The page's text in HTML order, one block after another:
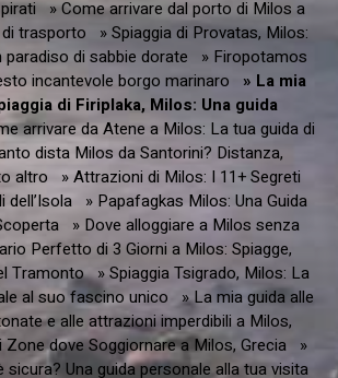
» Come arrivare dal porto di Milos a
trasporto
» Spiaggia di Provatas, Milos:
paradiso di sabbie dorate
» Firopotamos
incantevole borgo marinaro
» La mia
di Firiplaka, Milos: Una guida
arrivare da Atene a Milos: La tua guida di
dista Milos da Santorini? Distanza,
altro
» Attrazioni di Milos: I 11+ Segreti
dell’Isola » Papafagkas Milos: Una Guida
» Dove alloggiare a Milos senza
Perfetto di 3 Giorni a Milos: Spiagge,
Tramonto » Spiaggia Tsigrado, Milos: La
al suo fascino unico » La mia guida alle
e alle attrazioni imperdibili a Milos,
Zone dove Soggiornare a Milos, Grecia
»
sicura? Una guida personale alla tua visita